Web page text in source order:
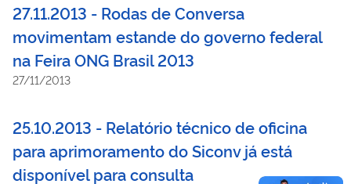
27.11.2013 - Rodas de Conversa
movimentam estande do governo federal
na Feira ONG Brasil 2013
27/11/2013
25.10.2013 - Relatório técnico de oficina
para aprimoramento do Siconv já está
disponível para consulta